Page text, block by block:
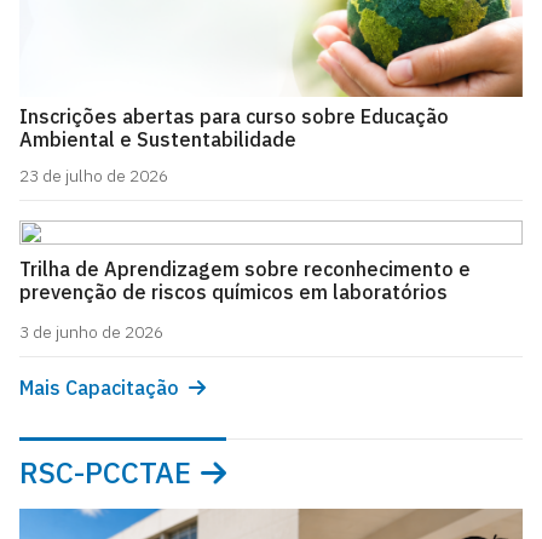
Inscrições abertas para curso sobre Educação
Ambiental e Sustentabilidade
23 de julho de 2026
Trilha de Aprendizagem sobre reconhecimento e
prevenção de riscos químicos em laboratórios
3 de junho de 2026
Mais Capacitação
RSC-PCCTAE